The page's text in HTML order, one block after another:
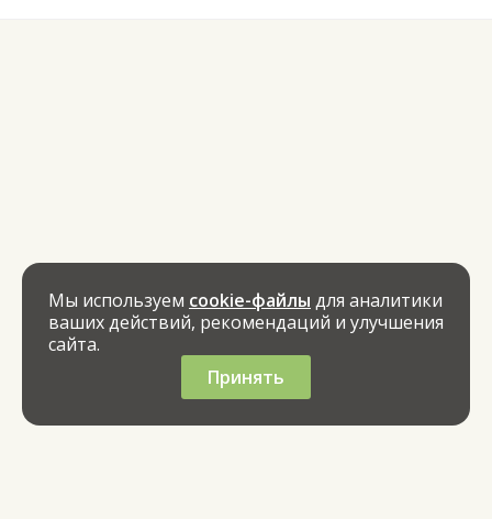
Мы используем cookie-файлы для аналитики
ваших действий, рекомендаций и улучшения
сайта.
Принять